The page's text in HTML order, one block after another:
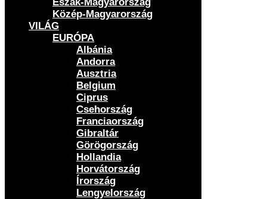
Közép-Magyarország
VILÁG
EURÓPA
Albánia
Andorra
Ausztria
Belgium
Ciprus
Csehország
Franciaország
Gibraltár
Görögország
Hollandia
Horvátország
Írország
Lengyelország